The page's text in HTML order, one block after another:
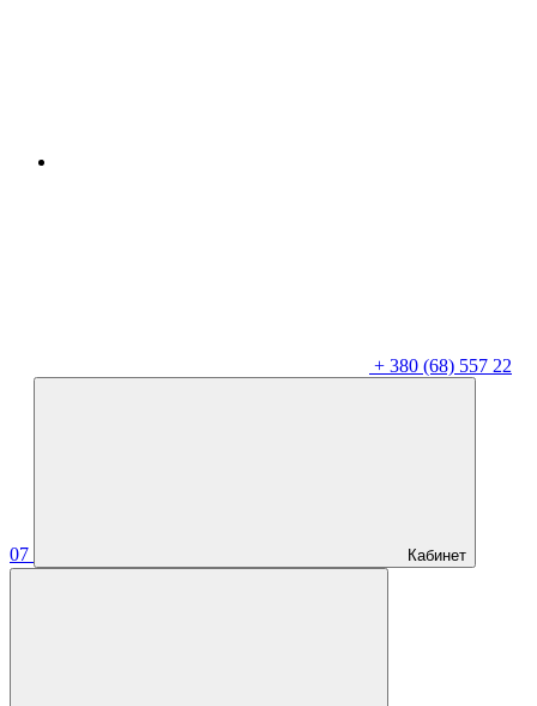
+ 380 (68) 557 22
07 Кабинет